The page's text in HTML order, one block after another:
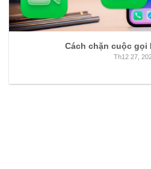
Cách chặn cuộc gọi
Th12 27,